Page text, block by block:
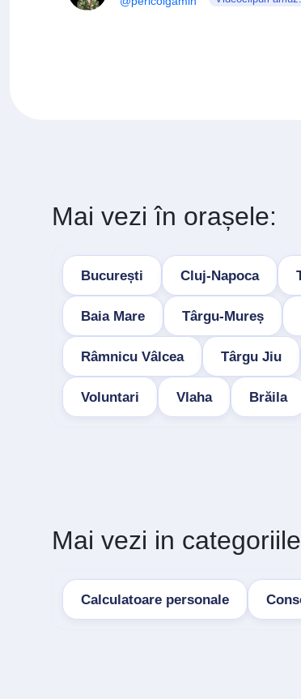
Mai vezi în orașele:
București Cluj-Napoca
Baia Mare Târgu-Mureș
Râmnicu Vâlcea Târgu Jiu
Voluntari Vlaha Brăila
Mai vezi in
Calculatoare personale